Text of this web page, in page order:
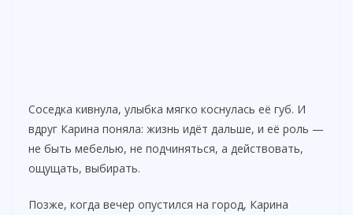
Соседка кивнула, улыбка мягко коснулась её губ. И
вдруг Карина поняла: жизнь идёт дальше, и её роль —
не быть мебелью, не подчиняться, а действовать,
ощущать, выбирать.
Позже, когда вечер опустился на город, Карина